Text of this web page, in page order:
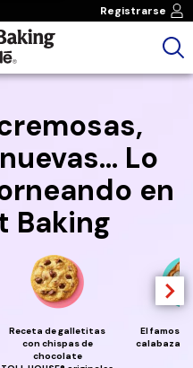
Registrarse
Lo
en
Baking
Receta de galletitas
con chispas de
chocolate
El famoso
calabaza de